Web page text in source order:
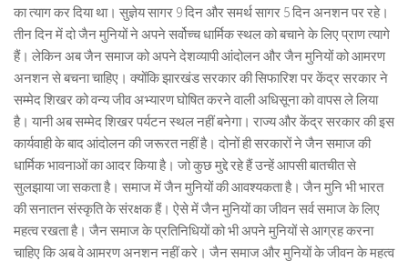
का त्याग कर दिया था। सुज्ञेय सागर 9 दिन और समर्थ सागर 5 दिन अनशन पर रहे।
तीन दिन में दो जैन मुनियों ने अपने सर्वोच्च धार्मिक स्थल को बचाने के लिए प्राण त्यागे
हैं। लेकिन अब जैन समाज को अपने देशव्यापी आंदोलन और जैन मुनियों को आमरण
अनशन से बचना चाहिए। क्योंकि झारखंड सरकार की सिफारिश पर केंद्र सरकार ने
सम्मेद शिखर को वन्य जीव अभ्यारण घोषित करने वाली अधिसूना को वापस ले लिया
है। यानी अब सम्मेद शिखर पर्यटन स्थल नहीं बनेगा। राज्य और केंद्र सरकार की इस
कार्यवाही के बाद आंदोलन की जरूरत नहीं है। दोनों ही सरकारों ने जैन समाज की
धार्मिक भावनाओं का आदर किया है। जो कुछ मुद्दे रहे हैं उन्हें आपसी बातचीत से
सुलझाया जा सकता है। समाज में जैन मुनियों की आवश्यकता है। जैन मुनि भी भारत
की सनातन संस्कृति के संरक्षक हैं। ऐसे में जैन मुनियों का जीवन सर्व समाज के लिए
महत्व रखता है। जैन समाज के प्रतिनिधियों को भी अपने मुनियों से आग्रह करना
चाहिए कि अब वे आमरण अनशन नहीं करे। जैन समाज और मुनियों के जीवन के महत्व